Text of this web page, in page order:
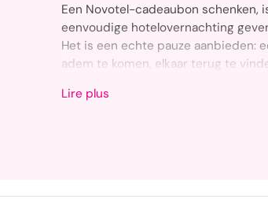
Een Novotel-cadeaubon schenken,
eenvoudige hotelovernachting
Het is een echte pauze aanbieden:
adem te komen, elkaar terug te
Lire plus